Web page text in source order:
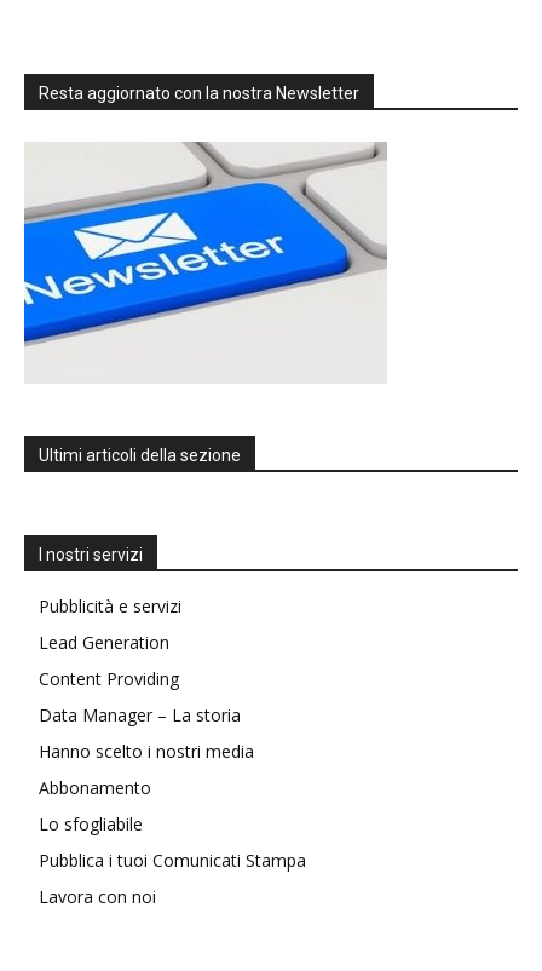
Resta aggiornato con la nostra Newsletter
Ultimi articoli della sezione
I nostri servizi
Pubblicità e servizi
Lead Generation
Content Providing
Data Manager – La storia
Hanno scelto i nostri media
Abbonamento
Lo sfogliabile
Pubblica i tuoi Comunicati Stampa
Lavora con noi